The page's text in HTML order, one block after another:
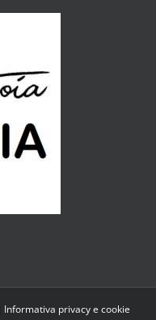
Informativa privacy e cookie